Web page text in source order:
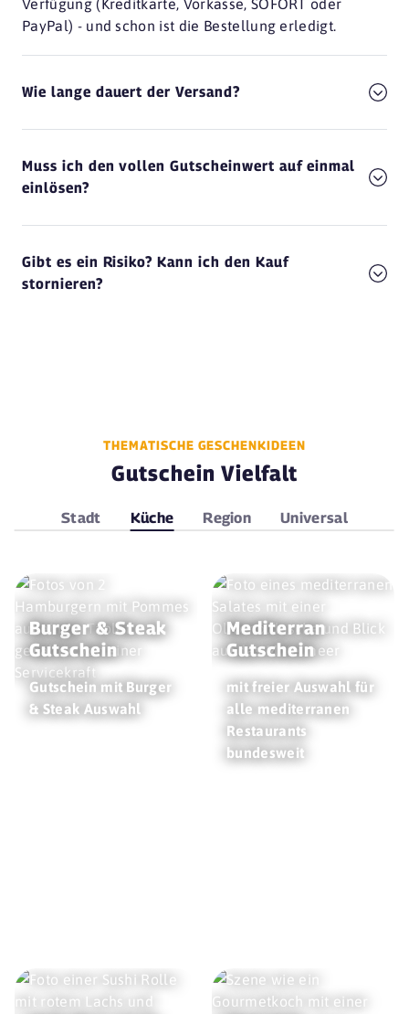
Verfügung (Kreditkarte, Vorkasse, SOFORT oder
PayPal) - und schon ist die Bestellung erledigt.
Wie lange dauert der Versand?
Muss ich den vollen Gutscheinwert auf einmal
einlösen?
Gibt es ein Risiko? Kann ich den Kauf
stornieren?
THEMATISCHE GESCHENKIDEEN
Gutschein Vielfalt
Stadt Küche Region Universal
Burger & Steak
Gutschein
Gutschein mit Burger
& Steak Auswahl
Mediterran
Gutschein
mit freier Auswahl für
alle mediterranen
Restaurants
bundesweit